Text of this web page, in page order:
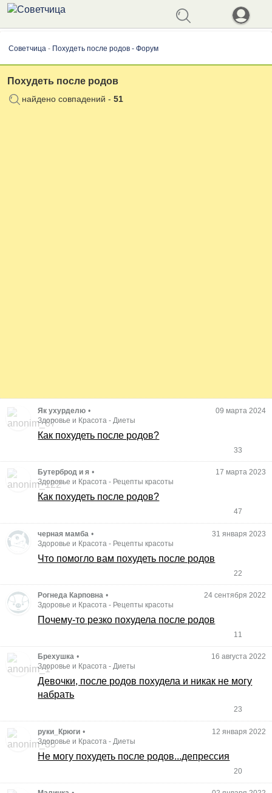
Советчица- Похудеть после родов - Форум
Похудеть после родов
найдено совпадений - 51
Як ухурделю •
09 марта 2024
Здоровье и Красота - Диеты
Как похудеть после родов?
33
Бутерброд и я •
17 марта 2023
Здоровье и Красота - Рецепты красоты
Как похудеть после родов?
47
черная мамба •
31 января 2023
Здоровье и Красота - Рецепты красоты
Что помогло вам похудеть после родов
22
Рогнеда Карповна •
24 сентября 2022
Здоровье и Красота - Рецепты красоты
Почему-то резко похудела после родов
11
Брехушка •
16 августа 2022
Здоровье и Красота -Диеты
Девочки, после родов похудела и никак не могу
набрать
23
руки_Крюги •
12 января 2022
Здоровье и Красота -Диеты
Не могу похудеть после родов...депрессия
20